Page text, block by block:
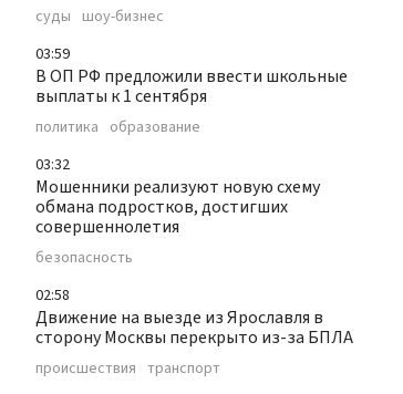
суды шоу-бизнес
03:59
В ОП РФ предложили ввести школьные
выплаты к 1 сентября
политика образование
03:32
Мошенники реализуют новую схему
обмана подростков, достигших
совершеннолетия
безопасность
02:58
Движение на выезде из Ярославля в
сторону Москвы перекрыто из-за БПЛА
происшествия транспорт